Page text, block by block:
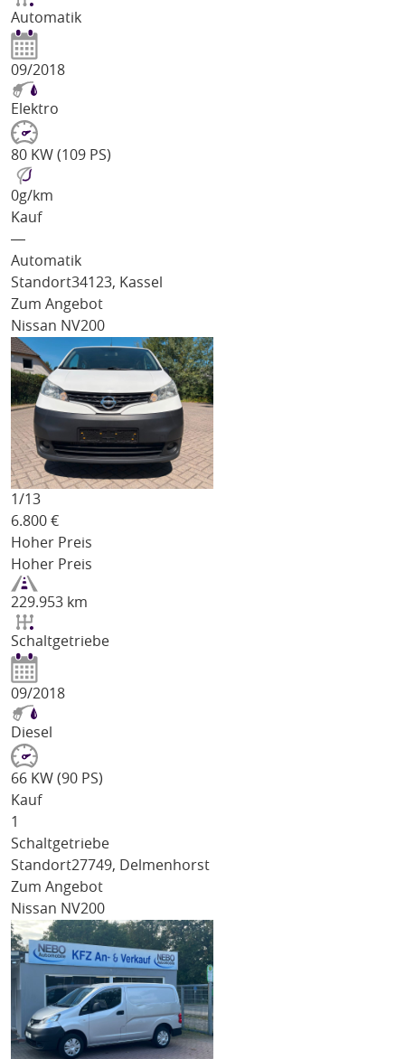
Automatik
09/2018
Elektro
80 KW (109 PS)
0g/km
Kauf
―
Automatik
Standort34123, Kassel
Zum Angebot
Nissan NV200
1/13
6.800 €
Hoher Preis
Hoher Preis
229.953 km
Schaltgetriebe
09/2018
Diesel
66 KW (90 PS)
Kauf
1
Schaltgetriebe
Standort27749, Delmenhorst
Zum Angebot
Nissan NV200